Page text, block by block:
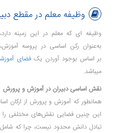
وظیفه معلم در مقطع
وظیفه ای که معلم در این زمینه
به‌عنوان رکن اساسی در پروسه
بر اساس بوجود آوردن یکفضای
میباشد.
نقش اساسی دبیران در آموزش و پرورش
همانطور که آموزش و پرورش از ارکان
این چنین فضایی نقش‌های مختلفی را
تبادل دانش محدود نیست، چرا که